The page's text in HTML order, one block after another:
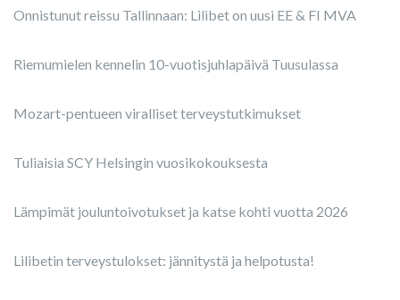
Onnistunut reissu Tallinnaan: Lilibet on uusi EE & FI MVA
Riemumielen kennelin 10-vuotisjuhlapäivä Tuusulassa
Mozart-pentueen viralliset terveystutkimukset
Tuliaisia SCY Helsingin vuosikokouksesta
Lämpimät jouluntoivotukset ja katse kohti vuotta 2026
Lilibetin terveystulokset: jännitystä ja helpotusta!